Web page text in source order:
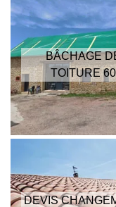
BÂCHAGE
TOITURE 60
DEVIS